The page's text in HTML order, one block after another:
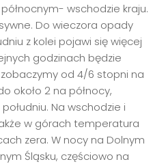
wschodzie kraju.
Do wieczora opady
z kolei pojawi się więcej
godzinach będzie
od 4/6 stopni na
około 2 na północy,
Na wschodzie i
w górach temperatura
zera. W nocy na Dolnym
Śląsku, częściowo na